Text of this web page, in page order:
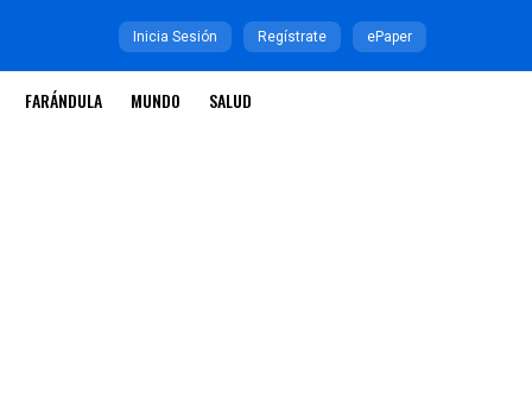
Inicia Sesión Regístrate ePaper
FARÁNDULA MUNDO SALUD